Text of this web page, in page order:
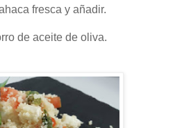
fresca y añadir.
de aceite de oliva.